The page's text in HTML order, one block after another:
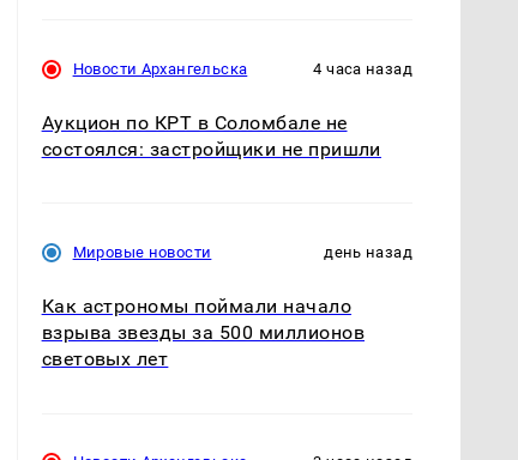
Новости Архангельска 4 часа назад
Аукцион по КРТ в Соломбале не
состоялся: застройщики не пришли
Мировые новости день назад
Как астрономы поймали начало
взрыва звезды за 500 миллионов
световых лет